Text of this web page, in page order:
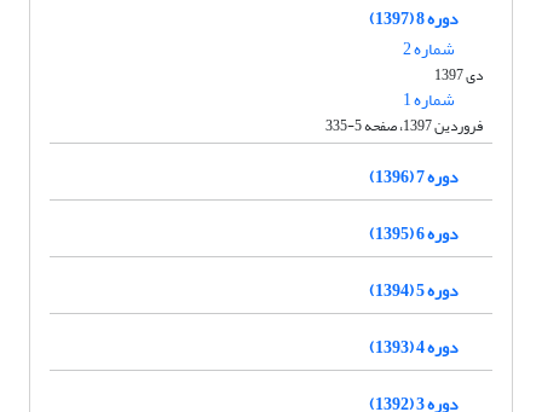
دوره 8 (1397)
شماره 2
دی 1397
شماره 1
فروردین 1397، صفحه 5-335
دوره 7 (1396)
دوره 6 (1395)
دوره 5 (1394)
دوره 4 (1393)
دوره 3 (1392)